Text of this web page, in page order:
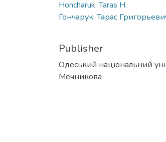
Honcharuk, Taras H.
Гончарук, Тарас
Publisher
Одеський національний
Мечникова